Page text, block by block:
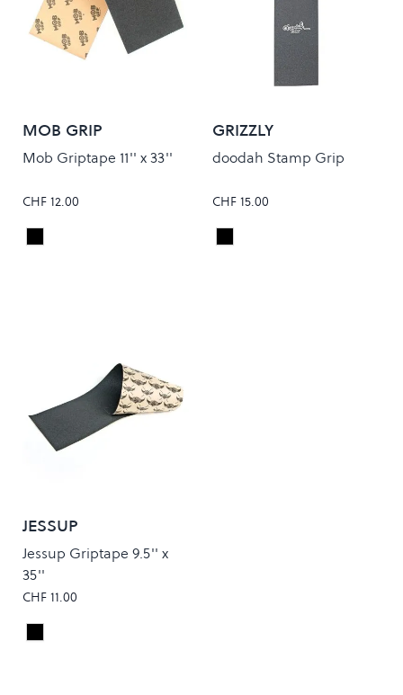
MOB GRIP
Mob Griptape 11'' x 33''
CHF 12.00
Colour
Black
GRIZZLY
doodah Stamp Grip
CHF 15.00
Colour
Black
JESSUP
Jessup Griptape 9.5'' x
35''
CHF 11.00
Colour
Black